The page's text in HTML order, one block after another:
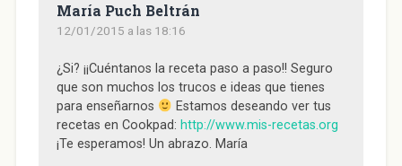
María Puch Beltrán
12/01/2015 a las 18:16
¿Si? ¡¡Cuéntanos la receta paso a paso!! Seguro
que son muchos los trucos e ideas que tienes
para enseñarnos
Estamos deseando ver tus
recetas en Cookpad: http://www.mis-recetas.org
¡Te esperamos! Un abrazo. María